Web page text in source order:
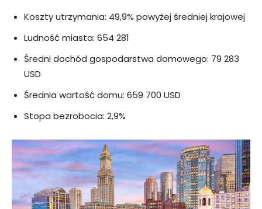
Koszty utrzymania: 49,9% powyżej średniej krajowej
Ludność miasta: 654 281
Średni dochód gospodarstwa domowego: 79 283
USD
Średnia wartość domu: 659 700 USD
Stopa bezrobocia: 2,9%